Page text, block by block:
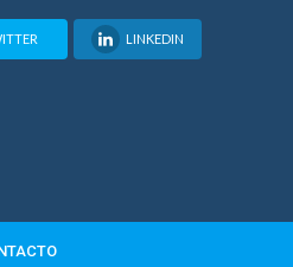
LINKEDIN